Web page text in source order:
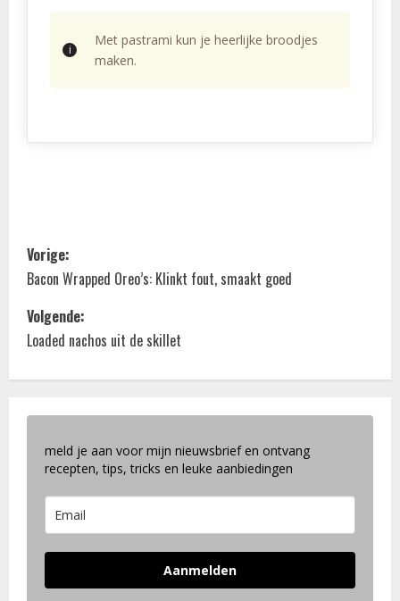
Met pastrami kun je heerlijke broodjes
maken.
B
e
r
i
Vorige:
Bacon Wrapped Oreo’s: Klinkt fout, smaakt goed
Volgende:
Loaded nachos uit de skillet
meld je aan voor mijn nieuwsbrief en ontvang
recepten, tips, tricks en leuke aanbiedingen
Aanmelden